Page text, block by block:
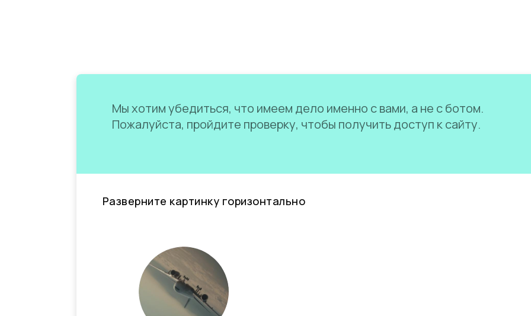
Мы хотим убедиться, что имеем дело именно с вами, а не с ботом.
Пожалуйста, пройдите проверку, чтобы получить доступ к сайту.
Разверните картинку горизонтально